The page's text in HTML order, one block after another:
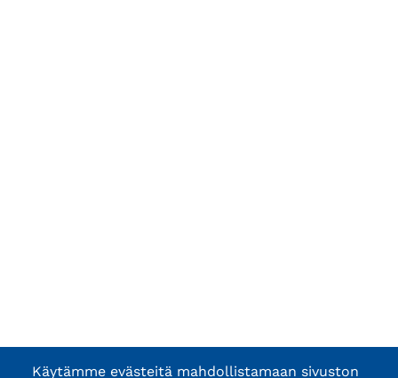
Käytämme evästeitä mahdollistamaan sivuston